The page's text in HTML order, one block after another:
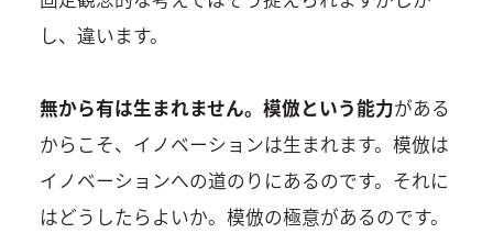
し、違います。
無から有は生まれません。模倣という能力がある
からこそ、イノベーションは生まれます。模倣は
イノベーションへの道のりにあるのです。それに
はどうしたらよいか。模倣の極意があるのです。